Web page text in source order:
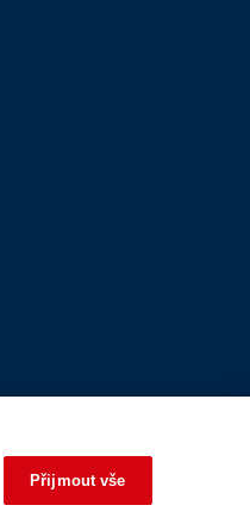
Přijmout vše